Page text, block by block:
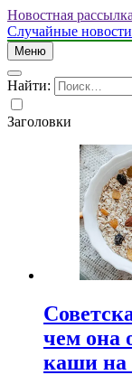
Новостная рассылка
Случайные новости
Меню
Найти:
Заголовки
чем она
каши на